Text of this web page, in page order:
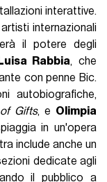
interattive.
internazionali
il potere degli
Luisa Rabbia, che
con penne Bic.
autobiografiche,
Gifts, e Olimpia
in un'opera
include anche un
dedicate agli
il pubblico a